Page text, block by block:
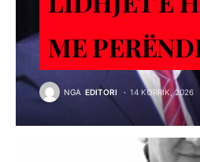
ME
NGA EDITORI 14 KORRIK, 2026